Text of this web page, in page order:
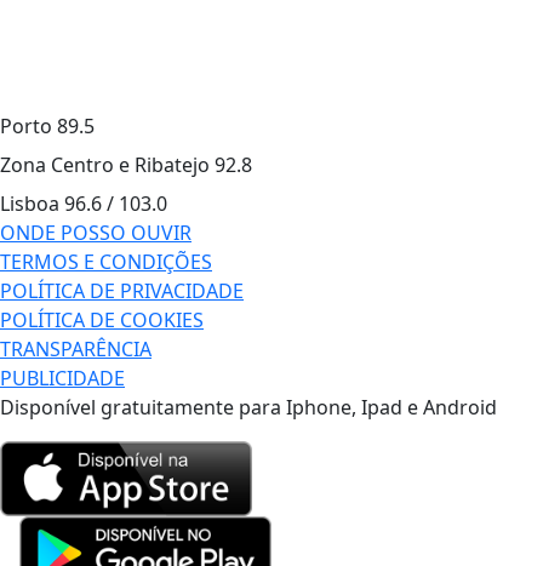
Porto 89.5
Zona Centro e Ribatejo 92.8
Lisboa 96.6 / 103.0
ONDE POSSO OUVIR
TERMOS E CONDIÇÕES
POLÍTICA DE PRIVACIDADE
POLÍTICA DE COOKIES
TRANSPARÊNCIA
PUBLICIDADE
Disponível gratuitamente para Iphone, Ipad e Android